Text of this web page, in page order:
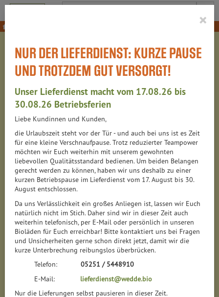
Produkt
×
NUR DER LIEFERDIENST: KURZE PAUSE
UND TROTZDEM GUT VERSORGT!
Unser Lieferdienst macht vom 17.08.26 bis
30.08.26 Betriebsferien
Liebe Kundinnen und Kunden,
die Urlaubszeit steht vor der Tür - und auch bei uns ist es Zeit
für eine kleine Verschnaufpause. Trotz reduzierter Teampower
möchten wir Euch weiterhin mit unserem gewohnten
liebevollen Qualitätsstandard bedienen. Um beiden Belangen
gerecht werden zu können, haben wir uns deshalb zu einer
kurzen Betriebspause im Lieferdienst vom 17. August bis 30.
August entschlossen.
Da uns Verlässlichkeit ein großes Anliegen ist, lassen wir Euch
natürlich nicht im Stich. Daher sind wir in dieser Zeit auch
weiterhin telefonisch, per E-Mail oder persönlich in unseren
Bioläden für Euch erreichbar! Bitte kontaktiert uns bei Fragen
und Unsicherheiten gerne schon direkt jetzt, damit wir die
kurze Unterbrechung reibungslos überbrücken.
Telefon: 05251 / 5448910
E-Mail: lieferdienst@wedde.bio
Nur die Lieferungen selbst pausieren in dieser Zeit.
TOMATEN, PAPRIKA & CO
24 VON 6313
12
Hersteller Allergene